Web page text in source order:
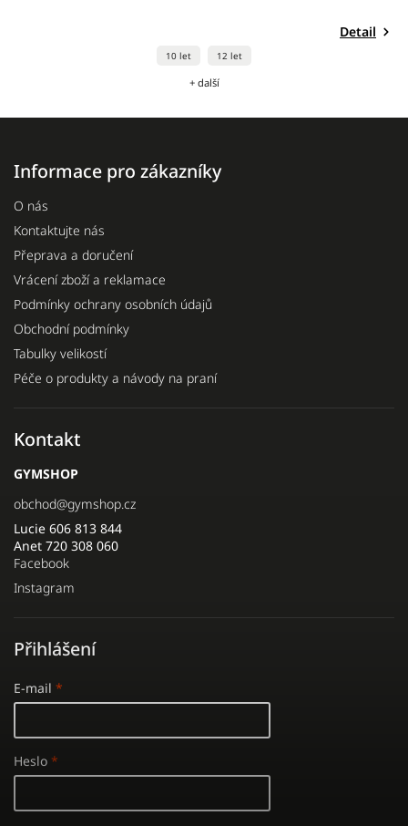
Detail
10 let 12 let
+ další
Informace pro zákazníky
O nás
Kontaktujte nás
Přeprava a doručení
Vrácení zboží a reklamace
Podmínky ochrany osobních údajů
Obchodní podmínky
Tabulky velikostí
Péče o produkty a návody na praní
Kontakt
GYMSHOP
obchod@gymshop.cz
Lucie 606 813 844
Anet 720 308 060
Facebook
Instagram
Přihlášení
E-mail
Heslo